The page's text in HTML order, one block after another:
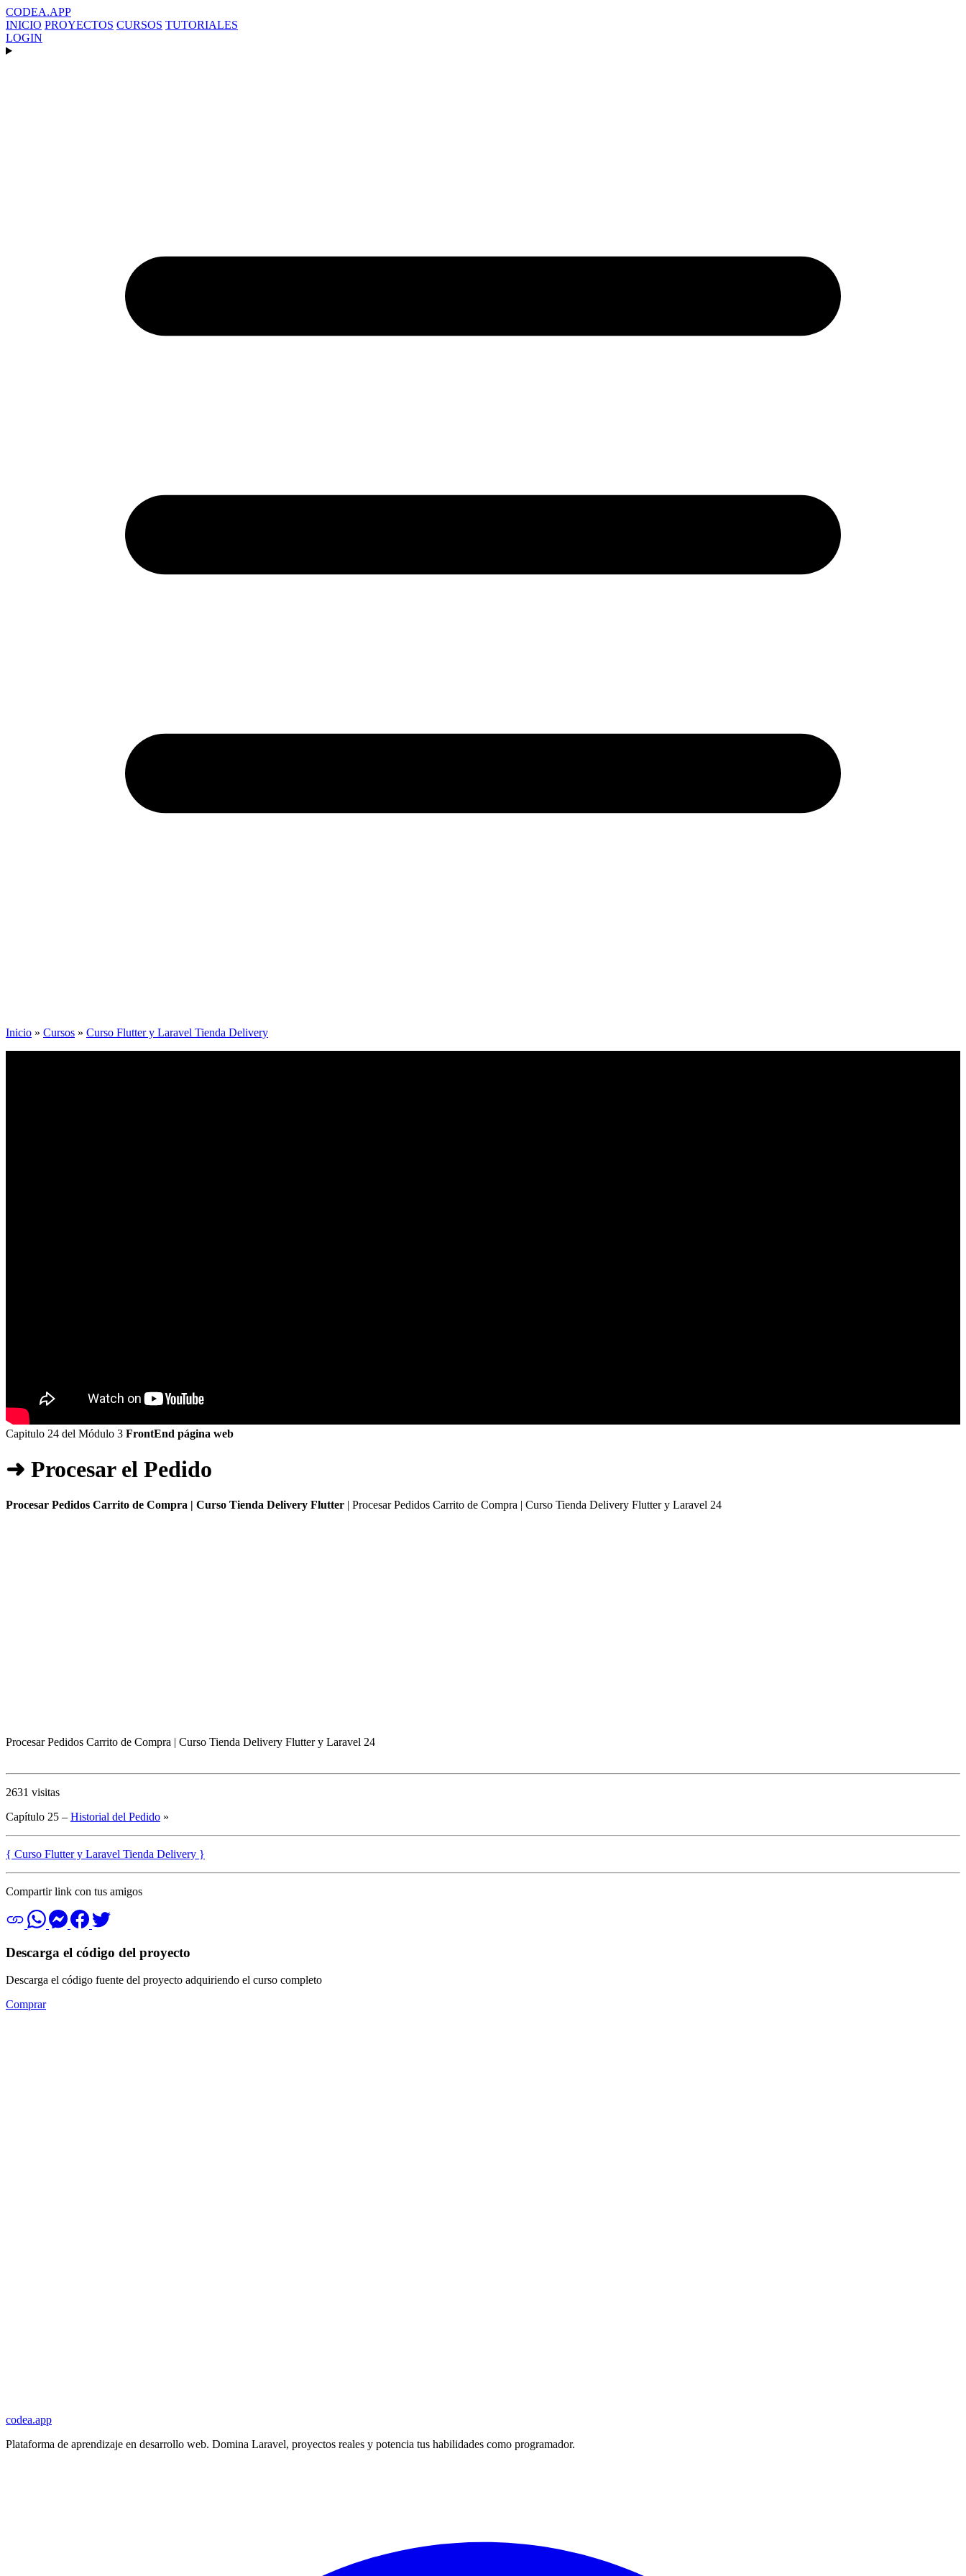
CODEA.APP
INICIO PROYECTOS CURSOS TUTORIALES
LOGIN
Inicio » Cursos » Curso Flutter y Laravel Tienda Delivery
Capitulo 24 del Módulo 3 FrontEnd página web
➜ Procesar el Pedido
Procesar Pedidos Carrito de Compra | Curso Tienda Delivery Flutter | Procesar Pedidos Carrito de Compra | Curso Tienda Delivery Flutter y Laravel 24
Procesar Pedidos Carrito de Compra | Curso Tienda Delivery Flutter y Laravel 24
2631 visitas
Capítulo 25 – Historial del Pedido »
{ Curso Flutter y Laravel Tienda Delivery }
Compartir link con tus amigos
Descarga el código del proyecto
Descarga el código fuente del proyecto adquiriendo el curso completo
Comprar
codea.app
Plataforma de aprendizaje en desarrollo web. Domina Laravel, proyectos reales y potencia tus habilidades como programador.